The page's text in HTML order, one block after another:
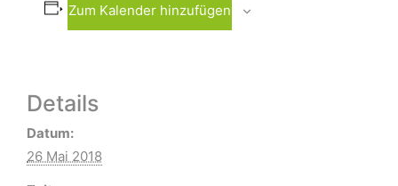
Zum Kalender hinzufügen
Details
Datum:
26 Mai 2018